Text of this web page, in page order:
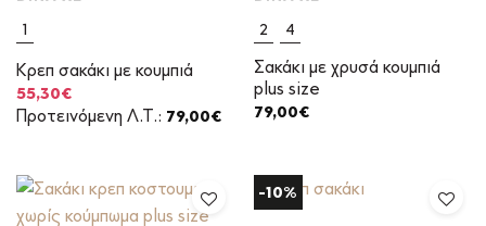
1
Κρεπ σακάκι με κουμπιά
Original
price
was:
55,30€Η
τρέχουσα
τιμή
Προτεινόμενη Λ.Τ.: 79,00€
2
4
Σακάκι με χρυσά κουμπιά
plus size
79,00€
-10%